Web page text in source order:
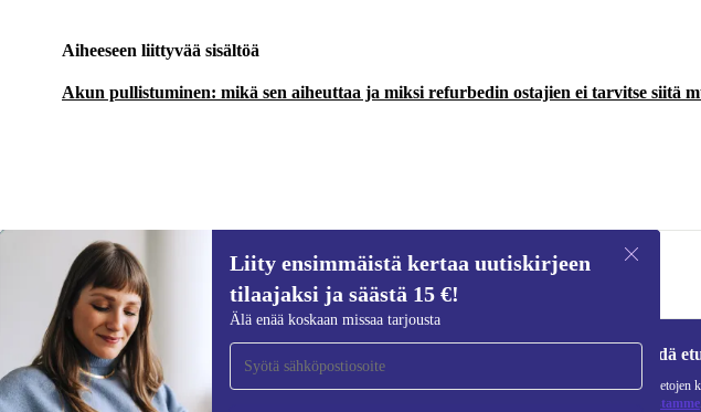
Aiheeseen liittyvää sisältöä
Akun pullistuminen: mikä sen aiheuttaa ja miksi refurbedin ostajien ei tarvitse siitä
244,61 €
Liity ensimmäistä kertaa uutiskirjeen
tilaajaksi ja säästä 15 €!
Älä enää koskaan missaa tarjousta
Liity ensimmäistä kertaa uutiskirjeen
tilaajaksi ja säästä 15 €!
Älä missaa enää yhtäkään tarjousta.
Pyydä
Lisätietoja henkilötietojen
tietosuojaselosteestamme.